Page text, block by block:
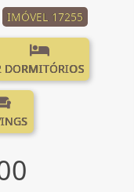
IMÓVEL 17255
DORMITÓRIOS